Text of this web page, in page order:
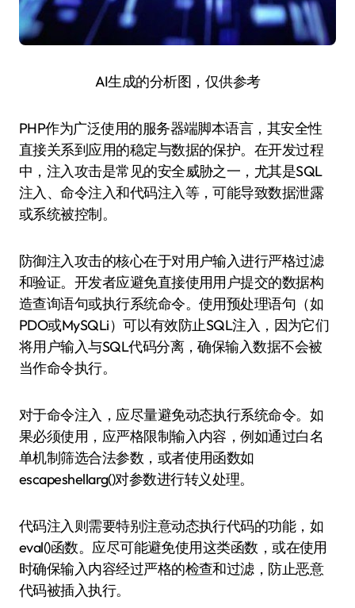
AI生成的分析图，仅供参考
PHP作为广泛使用的服务器端脚本语言，其安全性
直接关系到应用的稳定与数据的保护。在开发过程
中，注入攻击是常见的安全威胁之一，尤其是SQL
注入、命令注入和代码注入等，可能导致数据泄露
或系统被控制。
防御注入攻击的核心在于对用户输入进行严格过滤
和验证。开发者应避免直接使用用户提交的数据构
造查询语句或执行系统命令。使用预处理语句（如
PDO或MySQLi）可以有效防止SQL注入，因为它们
将用户输入与SQL代码分离，确保输入数据不会被
当作命令执行。
对于命令注入，应尽量避免动态执行系统命令。如
果必须使用，应严格限制输入内容，例如通过白名
单机制筛选合法参数，或者使用函数如
escapeshellarg()对参数进行转义处理。
代码注入则需要特别注意动态执行代码的功能，如
eval()函数。应尽可能避免使用这类函数，或在使用
时确保输入内容经过严格的检查和过滤，防止恶意
代码被插入执行。